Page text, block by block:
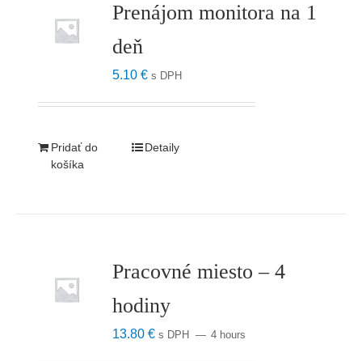
Prenájom monitora na 1
deň
5.10€ s DPH
Pridať do
košíka
Detaily
Pracovné miesto – 4
hodiny
13.80€ s DPH 4 hours